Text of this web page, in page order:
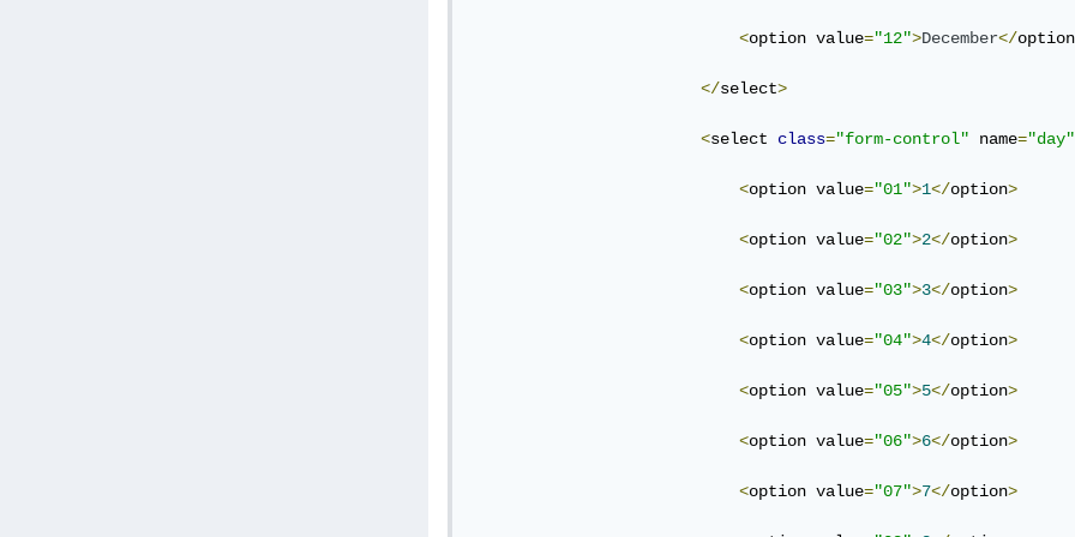
<option value="12">December</option
</select>
<select class="form-control" name="day"
<option value="01">1</option>
<option value="02">2</option>
<option value="03">3</option>
<option value="04">4</option>
<option value="05">5</option>
<option value="06">6</option>
<option value="07">7</option>